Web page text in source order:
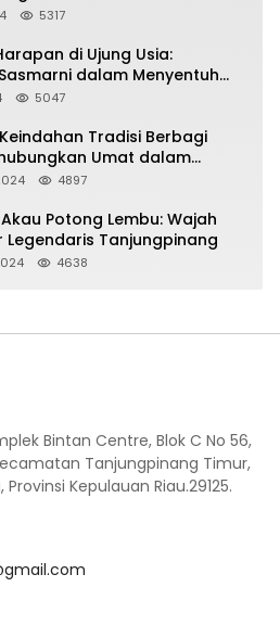
5317
di Ujung Usia:
dalam Menyentuh
5047
Tradisi Berbagi
Umat dalam
Kebersamaan dalam
4897
Potong Lembu: Wajah
Legendaris Tanjungpinang
4638
Bintan Centre, Blok C No 56,
Tanjungpinang Timur,
Kepulauan Riau.29125.